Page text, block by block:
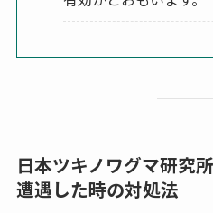
日本ツキノワグマ研究
遭遇した時の対処法